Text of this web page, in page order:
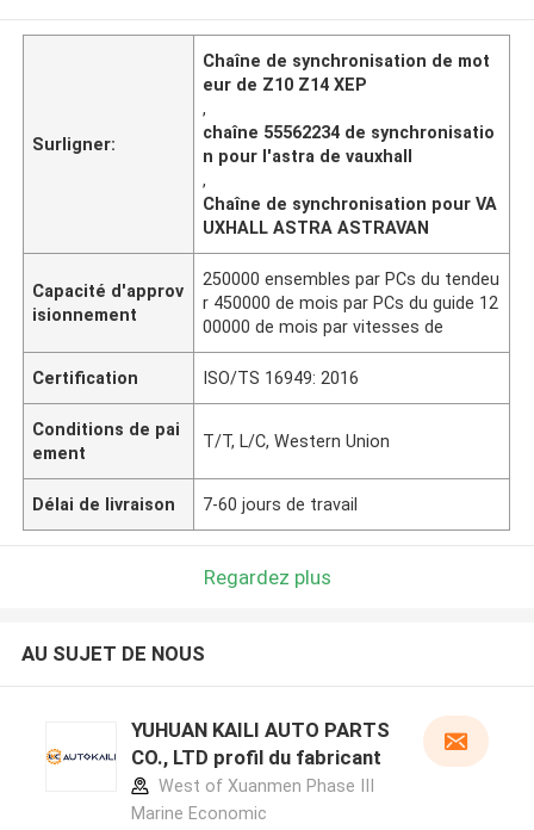
Surligner:
Chaîne de synchronisation de mot
eur de Z10 Z14 XEP
,
chaîne 55562234 de synchronisatio
n pour l'astra de vauxhall
,
Chaîne de synchronisation pour VA
UXHALL ASTRA ASTRAVAN
Capacité d'approv
isionnement
250000 ensembles par PCs du tendeu
r 450000 de mois par PCs du guide 12
00000 de mois par vitesses de
Certification ISO/TS 16949: 2016
Conditions de pai
ement
T/T, L/C, Western Union
Délai de livraison 7-60 jours de travail
Regardez plus
AU SUJET DE NOUS
YUHUAN KAILI AUTO PARTS
CO., LTD profil du fabricant
West of Xuanmen Phase III
Marine Economic